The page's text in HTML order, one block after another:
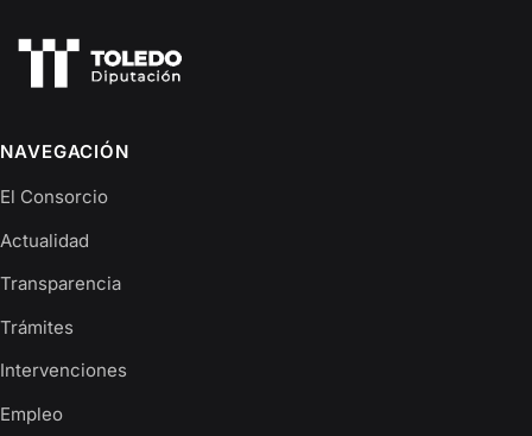
NAVEGACIÓN
El Consorcio
Actualidad
Transparencia
Trámites
Intervenciones
Empleo